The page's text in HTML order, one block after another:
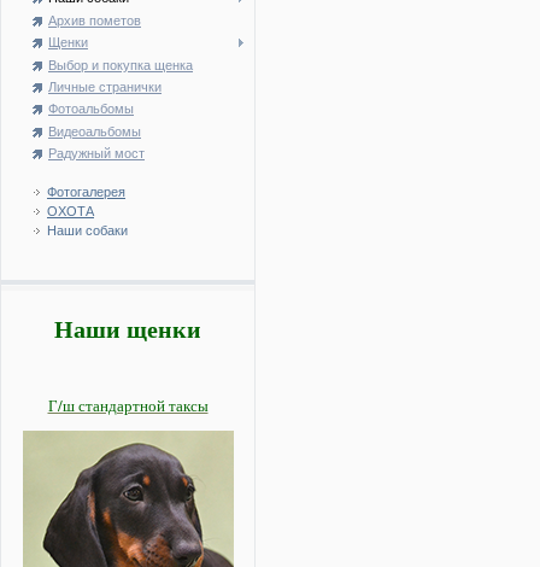
Архив пометов
Щенки
Выбор и покупка щенка
Личные странички
Фотоальбомы
Видеоальбомы
Радужный мост
Фотогалерея
ОХОТА
Наши собаки
Наши щенки
Г/ш стандартной таксы